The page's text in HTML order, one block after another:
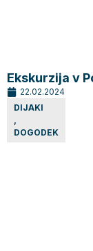
Ekskurzija v
22.02.2024
DIJAKI
,
DOGODEK